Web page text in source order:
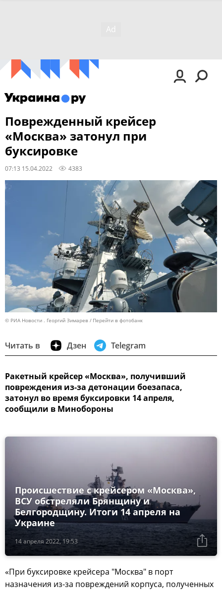
Поврежденный крейсер
«Москва» затонул при
буксировке
07:13 15.04.2022 4383
© РИА Новости . Георгий Зимарев Перейти в фотобанк
Читать в Дзен Telegram
Ракетный крейсер «Москва», получивший
повреждения из-за детонации боезапаса,
затонул во время буксировки 14 апреля,
сообщили в Минобороны
14 апреля 2022, 19:53
Происшествие с крейсером «Москва»,
ВСУ обстреляли Брянщину и
Белгородщину. Итоги 14 апреля на
Украине
«При буксировке крейсера "Москва" в порт
назначения из-за повреждений корпуса, полученных